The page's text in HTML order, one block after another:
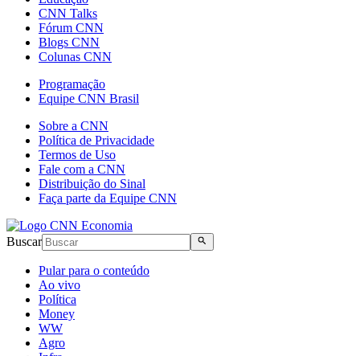
CNN Talks
Fórum CNN
Blogs CNN
Colunas CNN
Programação
Equipe CNN Brasil
Sobre a CNN
Política de Privacidade
Termos de Uso
Fale com a CNN
Distribuição do Sinal
Faça parte da Equipe CNN
Buscar
Pular para o conteúdo
Ao vivo
Política
Money
WW
Agro